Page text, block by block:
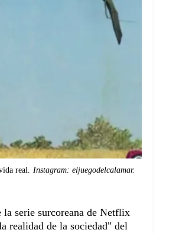
real. Instagram: eljuegodelcalamar.
serie surcoreana de Netflix
realidad de la sociedad" del